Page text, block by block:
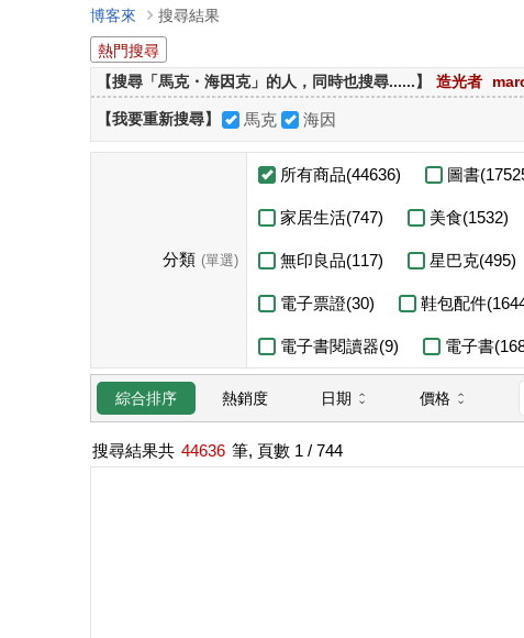
博客來
搜尋結果
熱門搜尋
【搜尋「馬克・海因克」的人，同時也搜尋......】
造光者
【我要重新搜尋】 馬克 海因
分類 (單選)
所有商品(44636) 圖書
家居生活(747) 美食(1532)
無印良品(117) 星巴克(495)
電子票證(30) 鞋包配件
電子書閱讀器(9) 電子書
綜合排序 熱銷度 日期 價格
搜尋結果共 44636 筆, 頁數 1 / 744